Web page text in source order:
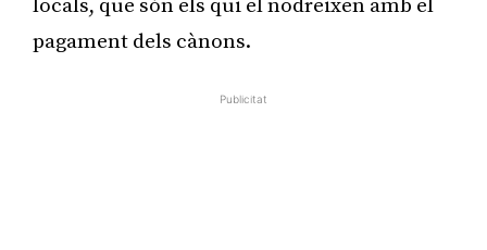
locals, que són els qui el nodreixen amb el
pagament dels cànons.
Publicitat